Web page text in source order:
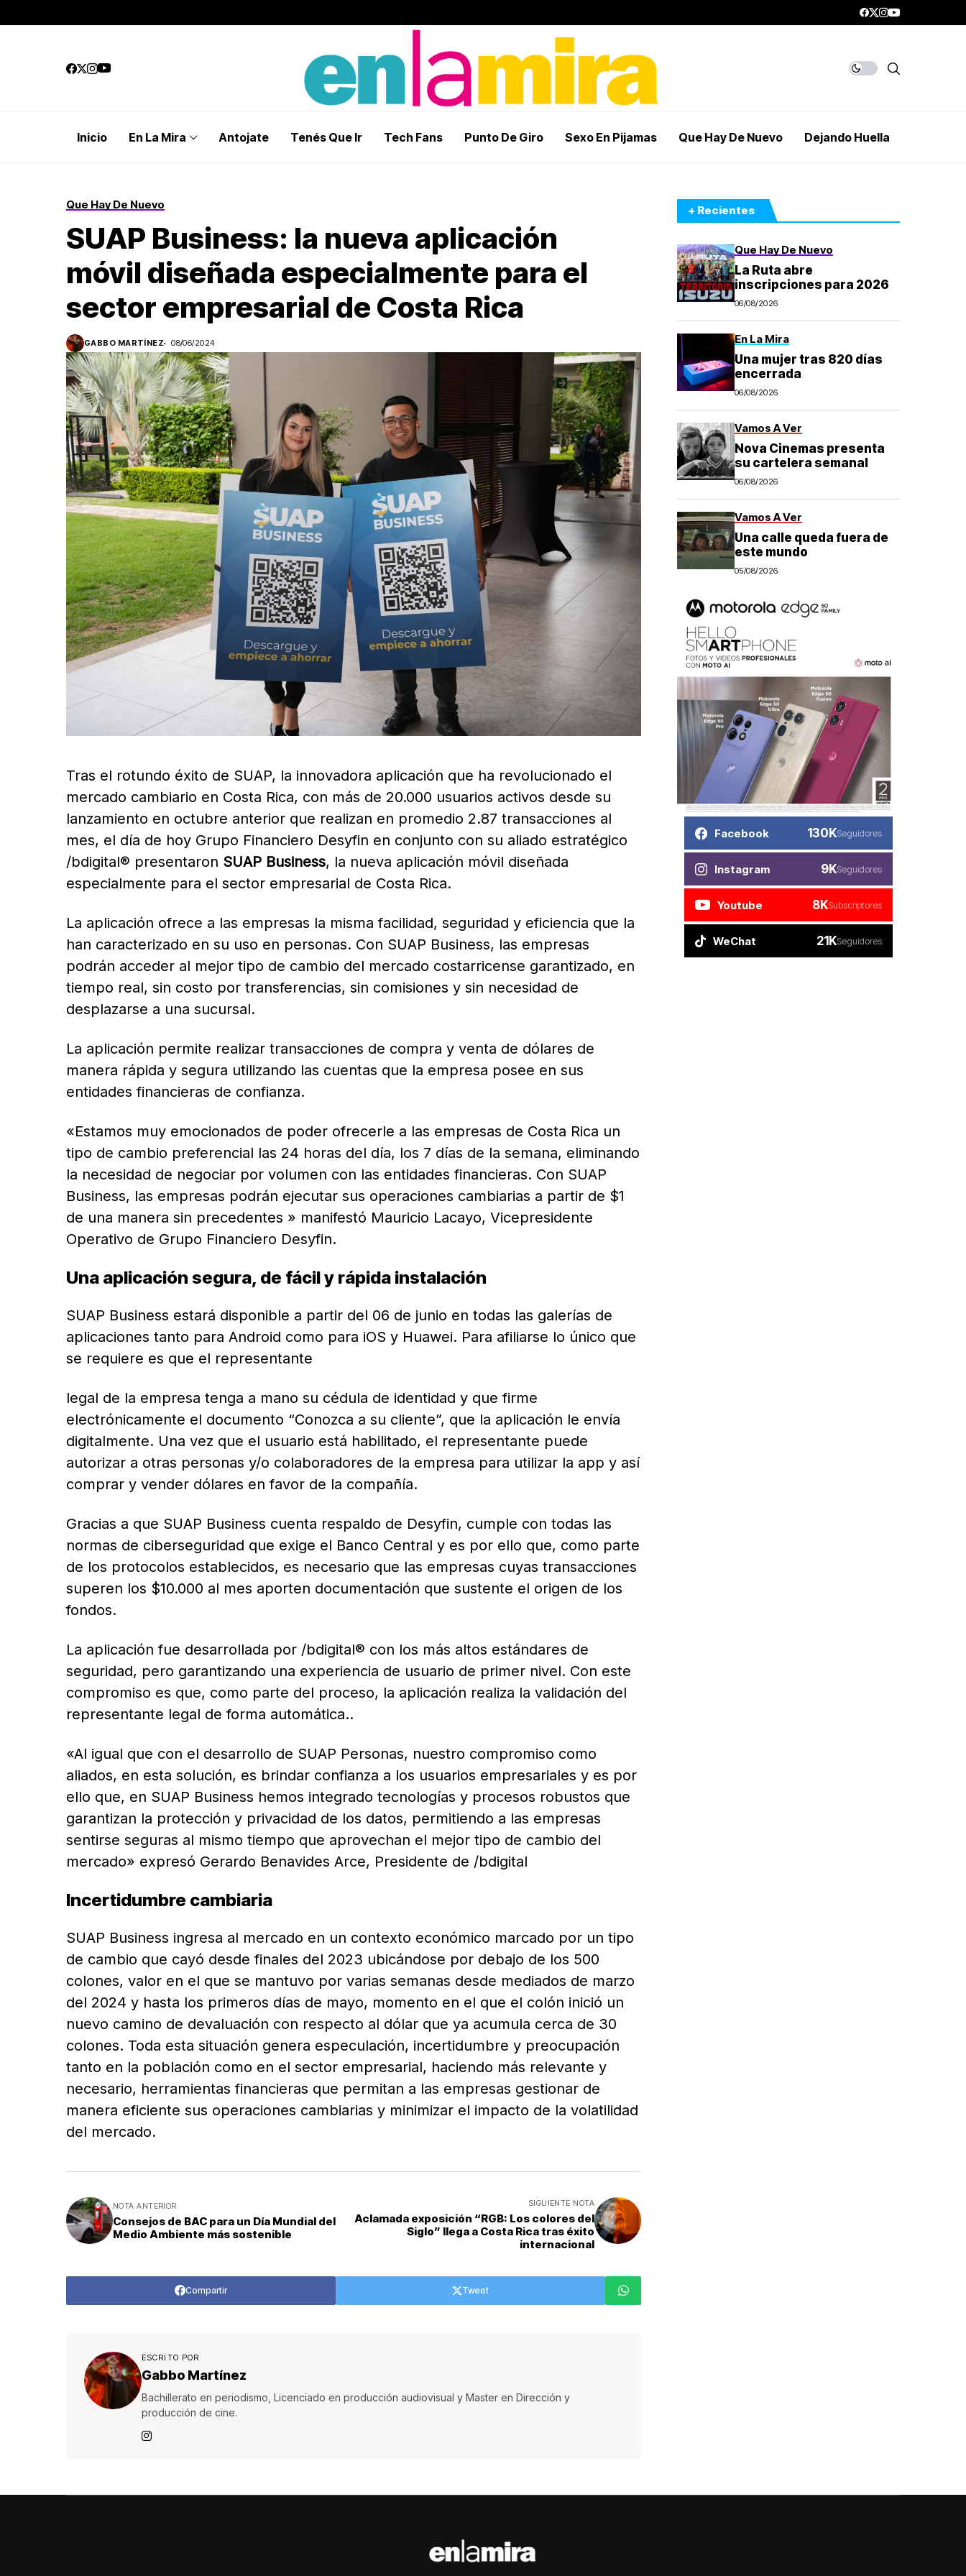
Inicio En La Mira Antojate Tenés Que Ir Tech Fans Punto De Giro Sexo En Pijamas Que Hay De Nuevo Dejando Huella
Que Hay De Nuevo
SUAP Business: la nueva aplicación
móvil diseñada especialmente para el
sector empresarial de Costa Rica
GABBO MARTÍNEZ 08/06/2024
Tras el rotundo éxito de SUAP, la innovadora aplicación que ha revolucionado el
mercado cambiario en Costa Rica, con más de 20.000 usuarios activos desde su
lanzamiento en octubre anterior que realizan en promedio 2.87 transacciones al
mes, el día de hoy Grupo Financiero Desyfin en conjunto con su aliado estratégico
/bdigital® presentaron SUAP Business, la nueva aplicación móvil diseñada
especialmente para el sector empresarial de Costa Rica.
La aplicación ofrece a las empresas la misma facilidad, seguridad y eficiencia que la
han caracterizado en su uso en personas. Con SUAP Business, las empresas
podrán acceder al mejor tipo de cambio del mercado costarricense garantizado, en
tiempo real, sin costo por transferencias, sin comisiones y sin necesidad de
desplazarse a una sucursal.
La aplicación permite realizar transacciones de compra y venta de dólares de
manera rápida y segura utilizando las cuentas que la empresa posee en sus
entidades financieras de confianza.
«Estamos muy emocionados de poder ofrecerle a las empresas de Costa Rica un
tipo de cambio preferencial las 24 horas del día, los 7 días de la semana, eliminando
la necesidad de negociar por volumen con las entidades financieras. Con SUAP
Business, las empresas podrán ejecutar sus operaciones cambiarias a partir de $1
de una manera sin precedentes » manifestó Mauricio Lacayo, Vicepresidente
Operativo de Grupo Financiero Desyfin.
Una aplicación segura, de fácil y rápida instalación
SUAP Business estará disponible a partir del 06 de junio en todas las galerías de
aplicaciones tanto para Android como para iOS y Huawei. Para afiliarse lo único que
se requiere es que el representante
legal de la empresa tenga a mano su cédula de identidad y que firme
electrónicamente el documento “Conozca a su cliente”, que la aplicación le envía
digitalmente. Una vez que el usuario está habilitado, el representante puede
autorizar a otras personas y/o colaboradores de la empresa para utilizar la app y así
comprar y vender dólares en favor de la compañía.
Gracias a que SUAP Business cuenta respaldo de Desyfin, cumple con todas las
normas de ciberseguridad que exige el Banco Central y es por ello que, como parte
de los protocolos establecidos, es necesario que las empresas cuyas transacciones
superen los $10.000 al mes aporten documentación que sustente el origen de los
fondos.
La aplicación fue desarrollada por /bdigital® con los más altos estándares de
seguridad, pero garantizando una experiencia de usuario de primer nivel. Con este
compromiso es que, como parte del proceso, la aplicación realiza la validación del
representante legal de forma automática..
«Al igual que con el desarrollo de SUAP Personas, nuestro compromiso como
aliados, en esta solución, es brindar confianza a los usuarios empresariales y es por
ello que, en SUAP Business hemos integrado tecnologías y procesos robustos que
garantizan la protección y privacidad de los datos, permitiendo a las empresas
sentirse seguras al mismo tiempo que aprovechan el mejor tipo de cambio del
mercado» expresó Gerardo Benavides Arce, Presidente de /bdigital
Incertidumbre cambiaria
SUAP Business ingresa al mercado en un contexto económico marcado por un tipo
de cambio que cayó desde finales del 2023 ubicándose por debajo de los 500
colones, valor en el que se mantuvo por varias semanas desde mediados de marzo
del 2024 y hasta los primeros días de mayo, momento en el que el colón inició un
nuevo camino de devaluación con respecto al dólar que ya acumula cerca de 30
colones. Toda esta situación genera especulación, incertidumbre y preocupación
tanto en la población como en el sector empresarial, haciendo más relevante y
necesario, herramientas financieras que permitan a las empresas gestionar de
manera eficiente sus operaciones cambiarias y minimizar el impacto de la volatilidad
del mercado.
NOTA ANTERIOR
Consejos de BAC para un Día Mundial del
Medio Ambiente más sostenible
SIGUIENTE NOTA
Aclamada exposición “RGB: Los colores del
Siglo” llega a Costa Rica tras éxito
internacional
Compartir Tweet
ESCRITO POR
Gabbo Martínez
Bachillerato en periodismo, Licenciado en producción audiovisual y Master en Dirección y
producción de cine.
+ Recientes
Que Hay De Nuevo
La Ruta abre
inscripciones para 2026
06/08/2026
En La Mira
Una mujer tras 820 días
encerrada
06/08/2026
Vamos A Ver
Nova Cinemas presenta
su cartelera semanal
06/08/2026
Vamos A Ver
Una calle queda fuera de
este mundo
05/08/2026
Facebook 130KSeguidores
Instagram 9KSeguidores
Youtube 8KSubscriptores
WeChat 21KSeguidores